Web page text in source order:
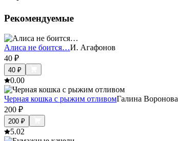
Рекомендуемые
Алиса не боится…И. Агафонов
40 ₽
40 ₽
0.00
Черная кошка с рыжим отливомГалина Воронова
200 ₽
200 ₽
5.02